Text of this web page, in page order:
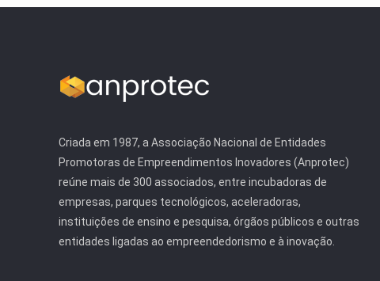
Criada em 1987, a Associação Nacional de Entidades
Promotoras de Empreendimentos Inovadores (Anprotec)
reúne mais de 300 associados, entre incubadoras de
empresas, parques tecnológicos, aceleradoras,
instituições de ensino e pesquisa, órgãos públicos e outras
entidades ligadas ao empreendedorismo e à inovação.